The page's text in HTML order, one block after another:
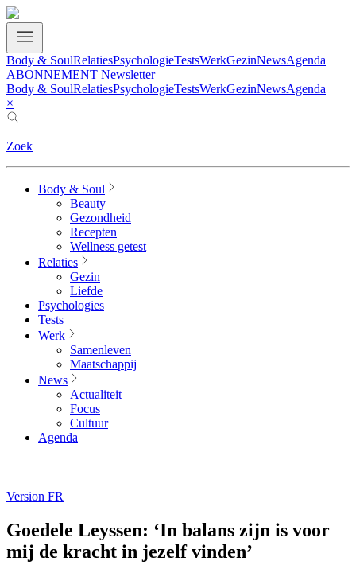
Body & SoulRelatiesPsychologieTestsWerkGezinNewsAgenda
ABONNEMENT Newsletter
Body & SoulRelatiesPsychologieTestsWerkGezinNewsAgenda
×
Zoek
Body & Soul
Beauty
Gezondheid
Recepten
Wellness getest
Relaties
Gezin
Liefde
Psychologies
Tests
Werk
Samenleven
Maatschappij
News
Actualiteit
Focus
Cultuur
Agenda
Version FR
Goedele Leyssen: ‘In balans zijn is voor
mij de kracht in jezelf vinden’